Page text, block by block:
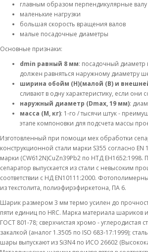
главным образом перпендикулярные
маленькие нагрузки
большая скорость вращения валов
малые посадочные диаметры
Основные признаки:
dmin равный 8 мм: посадочный
должен равняться наружному диаметру
ширина обойм (H)(малой (B) и
сливают в одну характеристику, если они
наружный диаметр (Dmax, 19 мм):
масса (M, кг): 1-го / тысячи штук -
этапе компоновки для подсчета массы
Изготовленный при помощи мех обработки
конструкционной стали марки S355 согласно EN
марки (CW612N)CuZn39Pb2 по НТД
сепаратор выпускается из стали с невысоким
соответствии с НД EN10111:2000.
из текстолита, полиэфирэфиркетона, ПА 6.
Шарик размером 3 мм термо усилен до
пяти единиц по HRC. Марка материала шариков
ГОСТ 801-78; сверхчистая хромо - углеродистая
закалкой (аналог 1.3505 по ISO 683-17:1999);
шары выпускают из Si3N4 по ИСО 26602